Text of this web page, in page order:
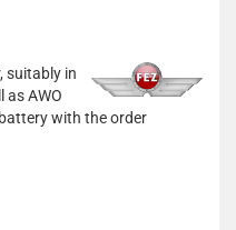
suitably in
as AWO
with the order